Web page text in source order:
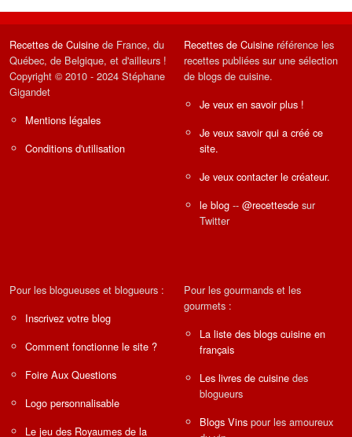
Recettes de Cuisine de France, du
Québec, de Belgique, et d'ailleurs !
Copyright © 2010 - 2024 Stéphane
Gigandet
Mentions légales
Conditions d'utilisation
Recettes de Cuisine référence les
recettes publiées sur une sélection
de blogs de cuisine.
Je veux en savoir plus !
Je veux savoir qui a créé ce
site.
Je veux contacter le créateur.
le blog -- @recettesde sur
Twitter
Pour les blogueuses et blogueurs :
Inscrivez votre blog
Comment fonctionne le site ?
Foire Aux Questions
Logo personnalisable
Le jeu des Royaumes de la
Pour les gourmands et les
gourmets :
La liste des blogs cuisine en
français
Les livres de cuisine des
blogueurs
Blogs Vins pour les amoureux